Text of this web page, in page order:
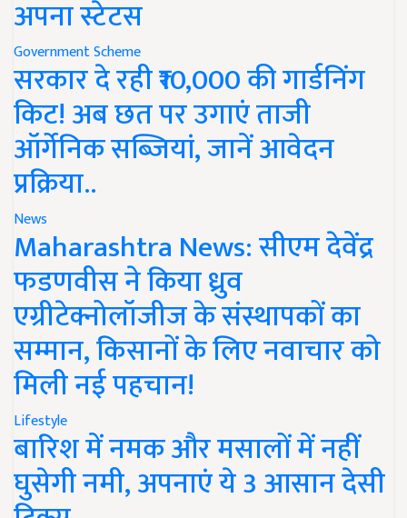
अपना स्टेटस
Government Scheme
सरकार दे रही ₹10,000 की गार्डनिंग
किट! अब छत पर उगाएं ताजी
ऑर्गेनिक सब्जियां, जानें आवेदन
प्रक्रिया..
News
Maharashtra News: सीएम देवेंद्र
फडणवीस ने किया ध्रुव
एग्रीटेक्नोलॉजीज के संस्थापकों का
सम्मान, किसानों के लिए नवाचार को
मिली नई पहचान!
Lifestyle
बारिश में नमक और मसालों में नहीं
घुसेगी नमी, अपनाएं ये 3 आसान देसी